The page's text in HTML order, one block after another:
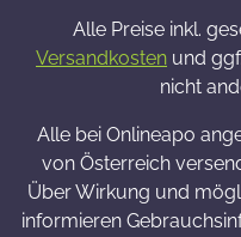
Alle Preise inkl.
Versandkosten und
nicht
Alle bei Onlineapo
von Österreich
Über Wirkung und
informieren